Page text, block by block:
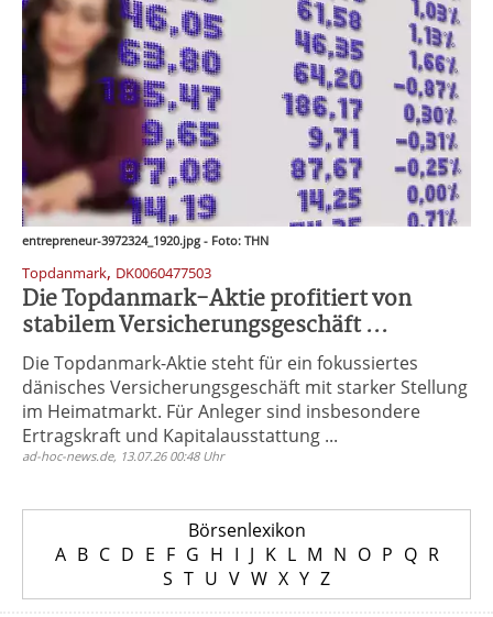
entrepreneur-3972324_1920.jpg - Foto: THN
Topdanmark, DK0060477503
Die Topdanmark-Aktie profitiert von
stabilem Versicherungsgeschäft ...
Die Topdanmark-Aktie steht für ein fokussiertes
dänisches Versicherungsgeschäft mit starker Stellung
im Heimatmarkt. Für Anleger sind insbesondere
Ertragskraft und Kapitalausstattung ...
ad-hoc-news.de, 13.07.26 00:48 Uhr
Börsenlexikon
A B C D E F G H I J K L M N O P Q R
S T U V W X Y Z